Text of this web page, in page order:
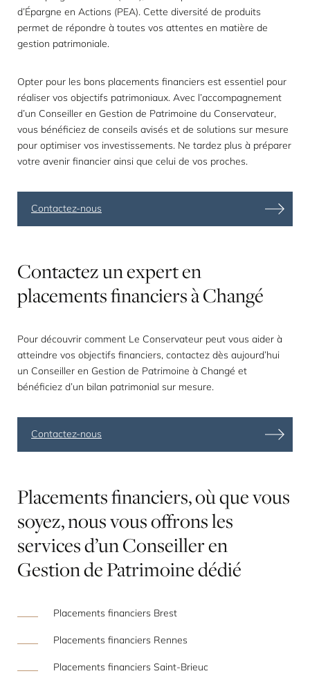
d’Épargne en Actions (PEA). Cette diversité de produits
permet de répondre à toutes vos attentes en matière de
gestion patrimoniale.
Opter pour les bons placements financiers est essentiel pour
réaliser vos objectifs patrimoniaux. Avec l’accompagnement
d’un Conseiller en Gestion de Patrimoine du Conservateur,
vous bénéficiez de conseils avisés et de solutions sur mesure
pour optimiser vos investissements. Ne tardez plus à préparer
votre avenir financier ainsi que celui de vos proches.
Contactez-nous
Contactezunexperten
placementsfinanciersàChangé
Pour découvrir comment Le Conservateur peut vous aider à
atteindre vos objectifs financiers, contactez dès aujourd’hui
un Conseiller en Gestion de Patrimoine à Changé et
bénéficiez d’un bilan patrimonial sur mesure.
Contactez-nous
Placementsfinanciers,oùquevous
soyez,nousvousoffronsles
servicesd’unConseilleren
GestiondePatrimoinedédié
Placements financiers Brest
Placements financiers Rennes
Placements financiers Saint-Brieuc